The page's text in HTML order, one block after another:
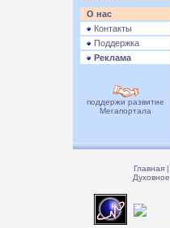
О нас
Контакты
Поддержка
Реклама
поддержи развитие
Мегапортала
Главная |
Духовное